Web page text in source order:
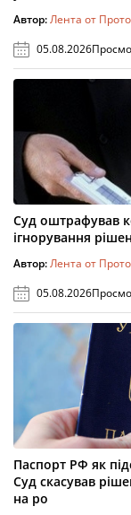
Автор:Лента от
05.08.2026
Суд оштрафував
ігнорування
Автор:Лента от
05.08.2026
Паспорт РФ як
Суд скасував
на ро